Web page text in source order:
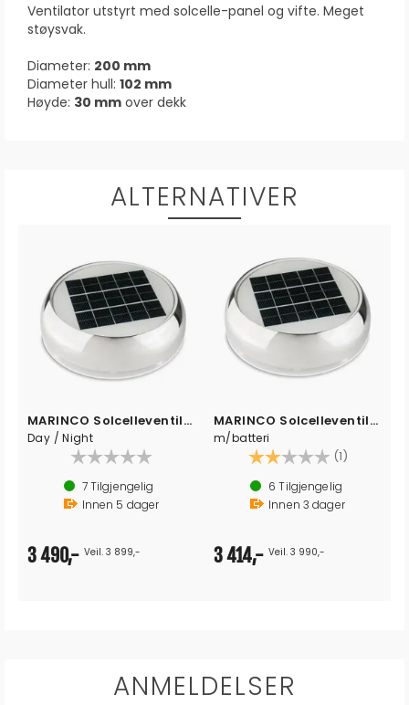
Ventilator utstyrt med solcelle-panel og vifte. Meget
støysvak.
Diameter: 200 mm
Diameter hull: 102 mm
Høyde: 30 mm over dekk
ALTERNATIVER
MARINCO Solcelleventilator 4'' Rustfri
Day / Night
7Tilgjengelig
Innen 5 dager
3 490,- Veil. 3 899,-
MARINCO Solcelleventilator, syrefast Ø3"
m/batteri
Karakter: (1)
6 Tilgjengelig
Innen 3 dager
3 414,- Veil. 3 990,-
ANMELDELSER